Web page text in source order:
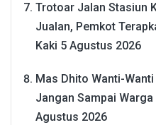
Trotoar Jalan Stasiun
Jualan, Pemkot
Kaki 5 Agustus 2026
Mas Dhito Wanti-
Jangan Sampai
Agustus 2026